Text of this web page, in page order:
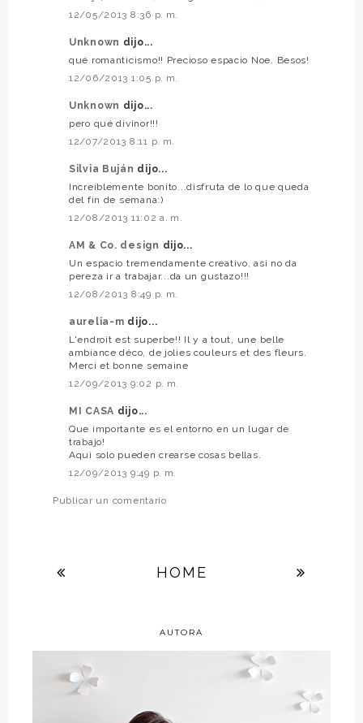
12/05/2013 8:36 p. m.
Unknown dijo...
qué romanticismo!! Precioso espacio Noe. Besos!
12/06/2013 1:05 p. m.
Unknown dijo...
pero qué divinor!!!
12/07/2013 8:11 p. m.
Silvia Buján dijo...
Increíblemente bonito...disfruta de lo que queda
del fin de semana:)
12/08/2013 11:02 a. m.
AM & Co. design dijo...
Un espacio tremendamente creativo, asi no da
pereza ir a trabajar...da un gustazo!!!
12/08/2013 8:49 p. m.
aurelia-m dijo...
L'endroit est superbe!! Il y a tout, une belle
ambiance déco, de jolies couleurs et des fleurs.
Merci et bonne semaine
12/09/2013 9:02 p. m.
MI CASA dijo...
Que importante es el entorno en un lugar de
trabajo!
Aqui solo pueden crearse cosas bellas.
12/09/2013 9:49 p. m.
Publicar un comentario
HOME
AUTORA